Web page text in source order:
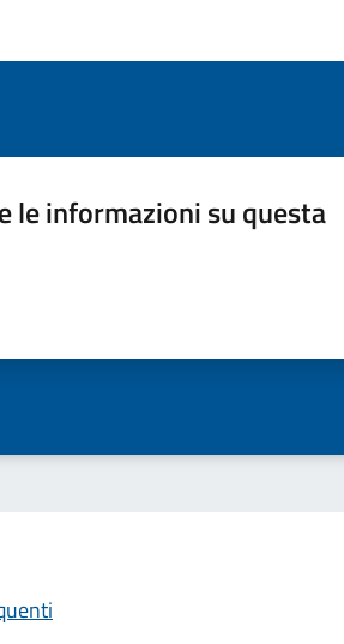
le informazioni su questa